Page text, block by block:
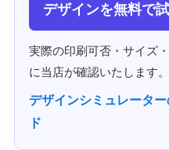
デザインを無料で
実際の印刷可否・サイズ
に当店が確認いたします。
デザインシミュレータ
ド